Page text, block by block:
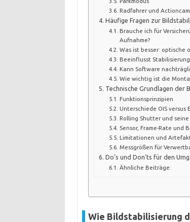
Radfahrer und
Häufige Fragen zur
Brauche ich für
Aufnahme?
Was ist besser: optische
Beeinflusst
Kann Software
Wie wichtig ist die
Technische Grundlagen der
Funktionsprinzipien
Unterschiede OIS versus
Rolling Shutter und seine
Sensor, Frame-Rate und
Limitationen und
Messgrößen für
Do’s und Don’ts für den
Ähnliche Beiträge:
Wie Bildstabilisierung